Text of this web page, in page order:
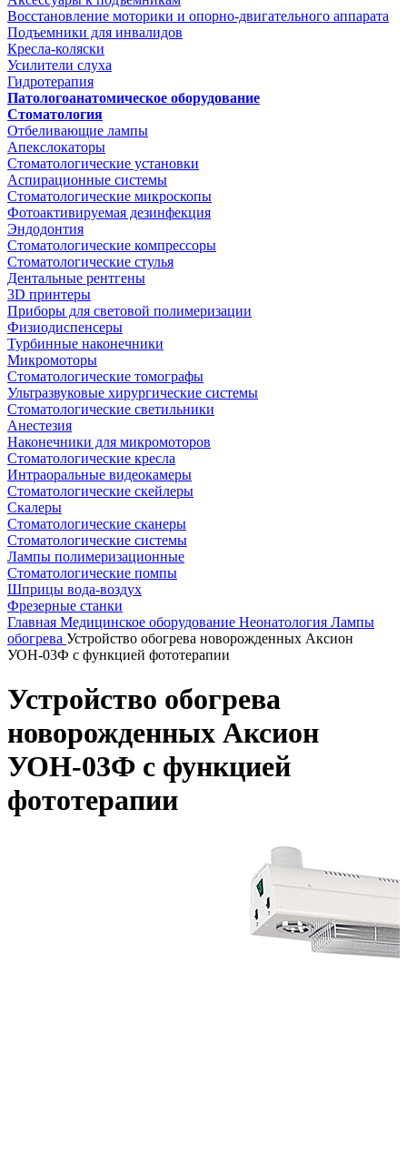
Восстановление моторики и опорно-двигательного аппарата
Подъемники для инвалидов
Кресла-коляски
Усилители слуха
Гидротерапия
Патологоанатомическое оборудование
Стоматология
Отбеливающие лампы
Апекслокаторы
Стоматологические установки
Аспирационные системы
Стоматологические микроскопы
Фотоактивируемая дезинфекция
Эндодонтия
Стоматологические компрессоры
Стоматологические стулья
Дентальные рентгены
3D принтеры
Приборы для световой полимеризации
Физиодиспенсеры
Турбинные наконечники
Микромоторы
Стоматологические томографы
Ультразвуковые хирургические системы
Стоматологические светильники
Анестезия
Наконечники для микромоторов
Стоматологические кресла
Интраоральные видеокамеры
Стоматологические скейлеры
Скалеры
Стоматологические сканеры
Стоматологические системы
Лампы полимеризационные
Стоматологические помпы
Шприцы вода-воздух
Фрезерные станки
Главная Медицинское оборудование Неонатология Лампы
обогрева Устройство обогрева новорожденных Аксион
УОН-03Ф с функцией фототерапии
Устройство обогрева
новорожденных Аксион
УОН-03Ф с функцией
фототерапии